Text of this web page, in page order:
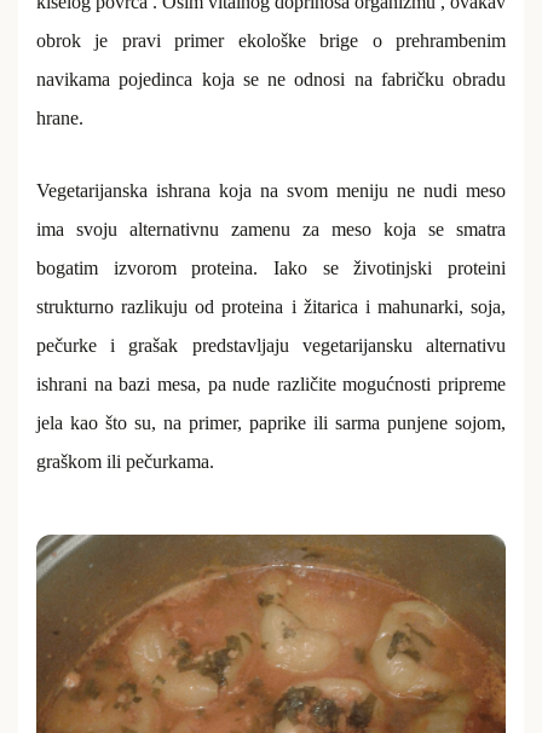
obrok je pravi primer ekološke brige o prehrambenim
navikama pojedinca koja se ne odnosi na fabričku obradu
hrane.
Vegetarijanska ishrana koja na svom meniju ne nudi meso
ima svoju alternativnu zamenu za meso koja se smatra
bogatim izvorom proteina. Iako se životinjski proteini
strukturno razlikuju od proteina i žitarica i mahunarki, soja,
pečurke i grašak predstavljaju vegetarijansku alternativu
ishrani na bazi mesa, pa nude različite mogućnosti pripreme
jela kao što su, na primer, paprike ili sarma punjene sojom,
graškom ili pečurkama.